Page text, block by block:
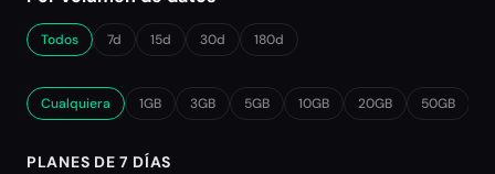
Todos 7d 15d 30d 180d
Cualquiera 1GB 3GB 5GB 10GB 20GB 50GB
PLANES DE 7 DÍAS